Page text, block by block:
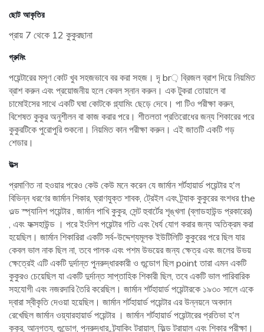
ছোট আকৃতির
প্রায় 7 থেকে 12 কুকুরছানা
গ্রুমিং
পয়েন্টারের মসৃণ কোট খুব সহজভাবে বর করা সহজ। দৃ br় ব্রিজল ব্রাশ দিয়ে নিয়মিত
ব্রাশ করুন এবং প্রয়োজনীয় হলে কেবল স্নান করুন। এক টুকরা তোয়ালে বা
চামোইসের সাথে একটি ঘষা কোটকে গ্ল্যামিং ছেড়ে দেবে। পা টিও পরীক্ষা করুন,
বিশেষত কুকুর অনুশীলন বা কাজ করার পরে। শীতলতা প্রতিরোধের জন্য শিকারের পরে
কুকুরটিকে পুরোপুরি শুকনো। নিয়মিত কান পরীক্ষা করুন। এই জাতটি একটি গড়
শেডার।
উত্স
প্রমাণিত না হওয়ার পরেও কেউ কেউ মনে করেন যে জার্মান শর্টহায়ার্ড পয়েন্টার হ'ল
বিভিন্ন ধরণের জার্মান শিকার, ঘ্রাণযুক্ত শাবক, ট্রেইল এবং ট্র্যাক কুকুরের বংশধর the
ওল্ড স্প্যানিশ পয়েন্টার , জার্মান পাখি কুকুর, সেন্ট হুবার্টের শৃঙ্খলা (ব্লাডহাউন্ড প্রকারের)
, এবং ফক্সহাউন্ড । পরে ইংলিশ পয়েন্টার গতি এবং ধৈর্য যোগ করার জন্য অতিক্রম করা
হয়েছিল। জার্মান শিকারিরা একটি সর্ব-উদ্দেশ্যমূলক ইউটিলিটি কুকুরের পরে ছিল যার
কেবল ভাল নাক ছিল না, তবে পালক এবং পশম উভয়ের জন্য ক্ষেত্র এবং জলের উভয়
ক্ষেত্রেই এটি একটি দুর্দান্ত পুনরুদ্ধারকারী ও গুন্ডোগ ছিল point তারা এমন একটি
কুকুরও চেয়েছিল যা একটি দুর্দান্ত সাপ্তাহিক শিকারী ছিল, তবে একটি ভাল পারিবারিক
সহযোগী এবং নজরদারি তৈরি করেছিল। জার্মান শর্টহায়ার্ড পয়েন্টারকে ১৯৩০ সালে একে
দ্বারা স্বীকৃতি দেওয়া হয়েছিল। জার্মান শর্টহায়ার্ড পয়েন্টার এর উন্নয়নে অবদান
রেখেছিল জার্মান ওয়্যারহায়ার্ড পয়েন্টার । জার্মান শর্টহায়ার্ড পয়েন্টারের প্রতিভা হ'ল
কুকুর, আনুগত্য, গুন্ডোগ, পুনরুদ্ধার, ট্র্যাকিং ট্রায়াল, ফিল্ড ট্রায়াল এবং শিকার পরীক্ষা।